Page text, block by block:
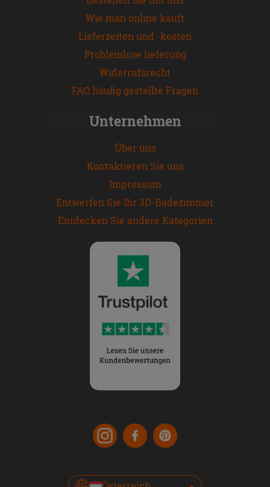
Wie man online kauft
Lieferzeiten und -kosten
Problemlose lieferung
Widerrufsrecht
FAQ häufig gestellte Fragen
Unternehmen
Über uns
Kontaktieren Sie uns
Impressum
Entwerfen Sie Ihr 3D-Badezimmer
Entdecken Sie andere Kategorien